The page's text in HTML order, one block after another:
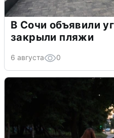
В Сочи объявили
закрыли пляжи
6 августа 0